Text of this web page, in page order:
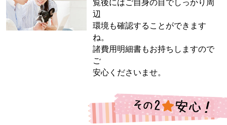
覧後にはご自身の目でしっかり周
辺
環境も確認することができます
ね。
諸費用明細書もお持ちしますので
ご
安心くださいませ。